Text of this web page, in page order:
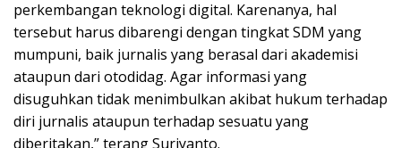
perkembangan teknologi digital. Karenanya, hal
tersebut harus dibarengi dengan tingkat SDM yang
mumpuni, baik jurnalis yang berasal dari akademisi
ataupun dari otodidag. Agar informasi yang
disuguhkan tidak menimbulkan akibat hukum terhadap
diri jurnalis ataupun terhadap sesuatu yang
diberitakan,” terang Suriyanto.